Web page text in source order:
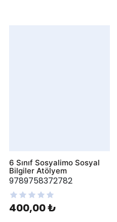
6 Sınıf Sosyalimo Sosyal
Bilgiler Atölyem
9789758372782
400,00 ₺